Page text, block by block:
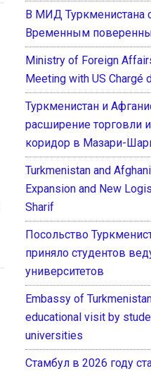
В МИД Туркменистана
Временным
Ministry of Foreign
Meeting with US Chargé
Туркменистан и
расширение торговли
коридор в Мазари-
Turkmenistan and
Expansion and New
Sharif
Посольство
приняло студентов
университетов
Embassy of
educational visit by
universities
Стамбул в 2026 году